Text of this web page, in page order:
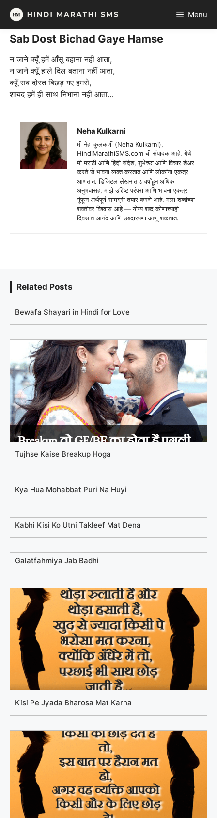
Skip
content
Menu
Sab Dost Bichad Gaye Hamse
न जाने क्यूँ हमें आँसू बहाना नहीं आता,
न जाने क्यूँ हाले दिल बताना नहीं आता,
क्यूँ सब दोस्त बिछड़ गए हमसे,
शायद हमें ही साथ निभाना नहीं आता…
Neha Kulkarni
मी नेहा कुलकर्णी (Neha Kulkarni),
HindiMarathiSMS.com ची संपादक आहे. येथे
मी मराठी आणि हिंदी संदेश, शुभेच्छा आणि विचार शेअर
करते जे भावना व्यक्त करतात आणि लोकांना एकत्र
आणतात. डिजिटल लेखनात ८ वर्षांहून अधिक
अनुभवासह, माझे उद्दिष्ट परंपरा आणि भावना एकत्र
गुंफून अर्थपूर्ण सामग्री तयार करणे आहे. मला शब्दांच्या
शक्तीवर विश्वास आहे — योग्य शब्द कोणाच्याही
दिवसात आनंद आणि उबदारपणा आणू शकतात.
Related Posts
Bewafa Shayari in Hindi for Love
Tujhse Kaise Breakup Hoga
Kya Hua Mohabbat Puri Na Huyi
Kabhi Kisi Ko Utni Takleef Mat Dena
Galatfahmiya Jab Badhi
Kisi Pe Jyada Bharosa Mat Karna